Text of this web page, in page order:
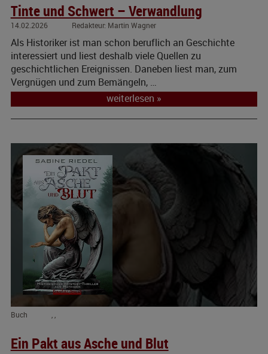
Tinte und Schwert – Verwandlung
14.02.2026 Martin Wagner
Als Historiker ist man schon beruflich an Geschichte
interessiert und liest deshalb viele Quellen zu
geschichtlichen Ereignissen. Daneben liest man, zum
Vergnügen und zum Bemängeln, …
weiterlesen »
Buch
Ein Pakt aus Asche und Blut